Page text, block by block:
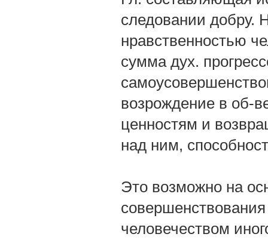
следовании добру.
нравственностью
сумма дух.
возрождение в об-
ценностям и
над ним,
Это возможно на
человечеством